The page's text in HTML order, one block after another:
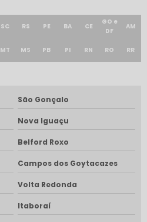
SC RS PE BA CE
GO e
DF
AM
MT MS PB PI RN RO RR
São Gonçalo
Nova Iguaçu
Belford Roxo
Campos dos Goytacazes
Volta Redonda
Itaboraí